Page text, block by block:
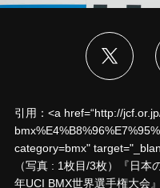
引用：<a href=“http://
category=bmx"
（写真 : 1枚目/3枚）『日
年UCI BMX世界選手権大会